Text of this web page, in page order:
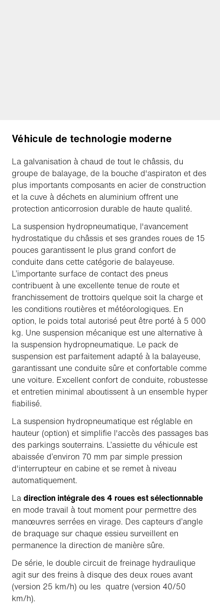
Véhicule de technologie moderne
La galvanisation à chaud de tout le châssis, du
groupe de balayage, de la bouche d'aspiraton et des
plus importants composants en acier de construction
et la cuve à déchets en aluminium offrent une
protection anticorrosion durable de haute qualité.
La suspension hydropneumatique, l'avancement
hydrostatique du châssis et ses grandes roues de 15
pouces garantissent le plus grand confort de
conduite dans cette catégorie de balayeuse.
L’importante surface de contact des pneus
contribuent à une excellente tenue de route et
franchissement de trottoirs quelque soit la charge et
les conditions routières et météorologiques. En
option, le poids total autorisé peut être porté à 5 000
kg. Une suspension mécanique est une alternative à
la suspension hydropneumatique. Le pack de
suspension est parfaitement adapté à la balayeuse,
garantissant une conduite sûre et confortable comme
une voiture. Excellent confort de conduite, robustesse
et entretien minimal aboutissent à un ensemble hyper
fiabilisé.
La suspension hydropneumatique est réglable en
hauteur (option) et simplifie l'accès des passages bas
des parkings souterrains. L’assiette du véhicule est
abaissée d’environ 70 mm par simple pression
d'interrupteur en cabine et se remet à niveau
automatiquement.
La direction intégrale des 4 roues est sélectionnable
en mode travail à tout moment pour permettre des
manœuvres serrées en virage. Des capteurs d’angle
de braquage sur chaque essieu surveillent en
permanence la direction de manière sûre.
De série, le double circuit de freinage hydraulique
agit sur des freins à disque des deux roues avant
(version 25 km/h) ou les quatre (version 40/50
km/h).